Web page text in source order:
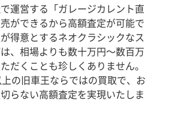
運営する「ガレージカレント直
ができるから高額査定が可能で
得意とするネオクラシックなス
、相場よりも数十万円～数百万
だくことも珍しくありません。
の旧車王ならではの買取で、お
らない高額査定を実現いたしま